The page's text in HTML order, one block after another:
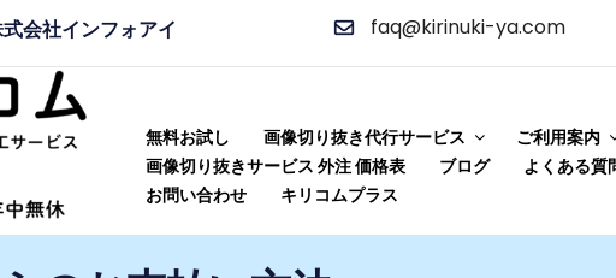
会社インフォアイ faq@kirinuki-ya.com
工サービス 切り抜き屋 キリ
真 画像の切り抜き加工をご提供!
無料お試し 画像切り抜き代行サービス
ご利用案内
画像切り抜きサービス 外注 価格表
ブログ
よくある質
お問い合わせ
キリコムプラス